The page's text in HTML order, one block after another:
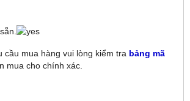
cầu mua hàng vui lòng kiểm tra bảng mã
mua cho chính xác.